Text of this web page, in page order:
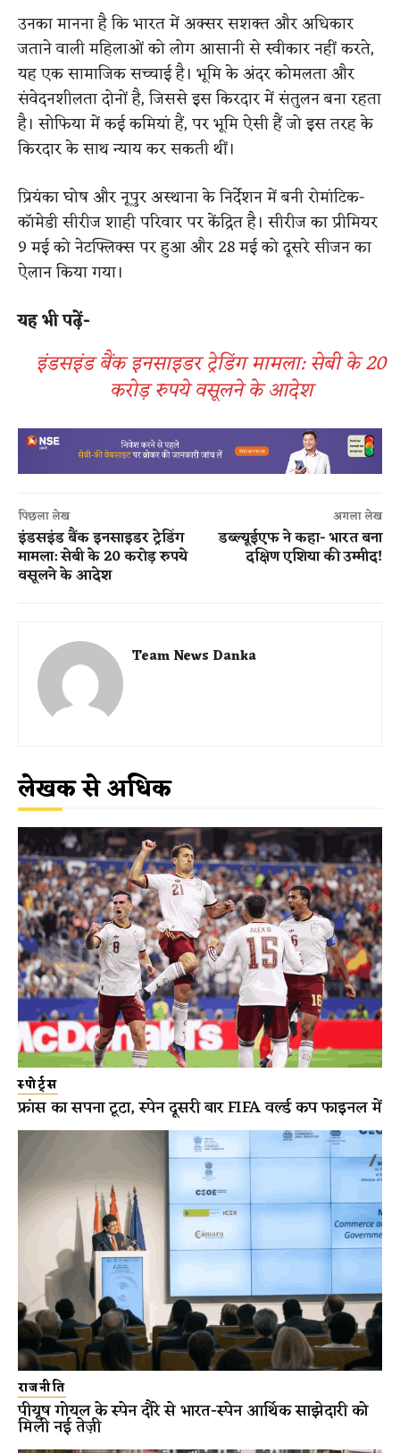
उनका मानना है कि भारत में अक्सर सशक्त और अधिकार
जताने वाली महिलाओं को लोग आसानी से स्वीकार नहीं करते,
यह एक सामाजिक सच्चाई है। भूमि के अंदर कोमलता और
संवेदनशीलता दोनों है, जिससे इस किरदार में संतुलन बना रहता
है। सोफिया में कई कमियां हैं, पर भूमि ऐसी हैं जो इस तरह के
किरदार के साथ न्याय कर सकती थीं।
प्रियंका घोष और नूपुर अस्थाना के निर्देशन में बनी रोमांटिक-
कॉमेडी सीरीज शाही परिवार पर केंद्रित है। सीरीज का प्रीमियर
9 मई को नेटफ्लिक्स पर हुआ और 28 मई को दूसरे सीजन का
ऐलान किया गया।
यह भी पढ़ें-
इंडसइंड बैंक इनसाइडर ट्रेडिंग मामला: सेबी के 20
करोड़ रुपये वसूलने के आदेश
पिछला लेख
इंडसइंड बैंक इनसाइडर ट्रेडिंग
मामला: सेबी के 20 करोड़ रुपये
वसूलने के आदेश
अगला लेख
डब्ल्यूईएफ ने कहा- भारत बना
दक्षिण एशिया की उम्मीद!
Team News Danka
लेखक से अधिक
स्पोर्ट्स
फ्रांस का सपना टूटा, स्पेन दूसरी बार FIFA वर्ल्ड कप फाइनल में
राजनीति
पीयूष गोयल के स्पेन दौरे से भारत-स्पेन आर्थिक साझेदारी को
मिली नई तेज़ी